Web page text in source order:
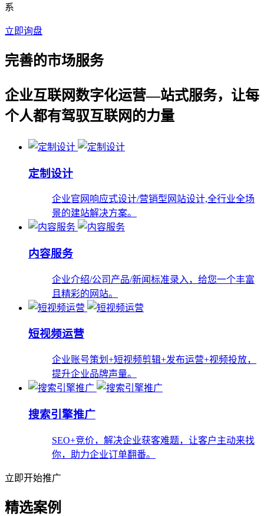
系
立即询盘
完善的市场服务
企业互联网数字化运营—站式服务，让每
个人都有驾驭互联网的力量
定制设计
企业官网响应式设计/营销型网站设计,全行业全场
景的建站解决方案。
内容服务
企业介绍/公司产品/新闻标准录入，给您一个丰富
且精彩的网站。
短视频运营
企业账号策划+短视频剪辑+发布运营+视频投放，
提升企业品牌声量。
搜索引擎推广
SEO+竞价，解决企业获客难题，让客户主动来找
你，助力企业订单翻番。
立即开始推广
精选案例